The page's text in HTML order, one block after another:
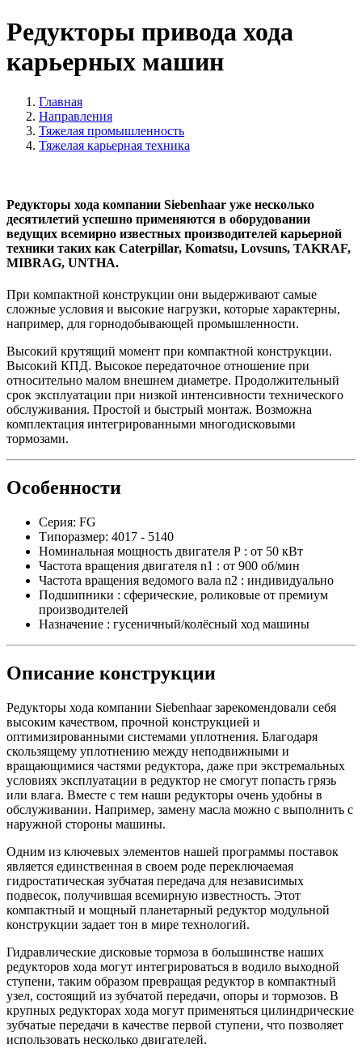
Редукторы привода хода
карьерных машин
Главная
Направления
Тяжелая промышленность
Тяжелая карьерная техника
Редукторы хода компании Siebenhaar уже несколько
десятилетий успешно применяются в оборудовании
ведущих всемирно известных производителей карьерной
техники таких как Caterpillar, Komatsu, Lovsuns, TAKRAF,
MIBRAG, UNTHA.
При компактной конструкции они выдерживают самые
сложные условия и высокие нагрузки, которые характерны,
например, для горнодобывающей промышленности.
Высокий крутящий момент при компактной конструкции.
Высокий КПД. Высокое передаточное отношение при
относительно малом внешнем диаметре. Продолжительный
срок эксплуатации при низкой интенсивности технического
обслуживания. Простой и быстрый монтаж. Возможна
комплектация интегрированными многодисковыми
тормозами.
Особенности
Серия: FG
Типоразмер: 4017 - 5140
Номинальная мощность двигателя Р : от 50 кВт
Частота вращения двигателя n1 : от 900 об/мин
Частота вращения ведомого вала n2 : индивидуально
Подшипники : сферические, роликовые от премиум
производителей
Назначение : гусеничный/колёсный ход машины
Описание конструкции
Редукторы хода компании Siebenhaar зарекомендовали себя
высоким качеством, прочной конструкцией и
оптимизированными системами уплотнения. Благодаря
скользящему уплотнению между неподвижными и
вращающимися частями редуктора, даже при экстремальных
условиях эксплуатации в редуктор не смогут попасть грязь
или влага. Вместе с тем наши редукторы очень удобны в
обслуживании. Например, замену масла можно с выполнить с
наружной стороны машины.
Одним из ключевых элементов нашей программы поставок
является единственная в своем роде переключаемая
гидростатическая зубчатая передача для независимых
подвесок, получившая всемирную известность. Этот
компактный и мощный планетарный редуктор модульной
конструкции задает тон в мире технологий.
Гидравлические дисковые тормоза в большинстве наших
редукторов хода могут интегрироваться в водило выходной
ступени, таким образом превращая редуктор в компактный
узел, состоящий из зубчатой передачи, опоры и тормозов. В
крупных редукторах хода могут применяться цилиндрические
зубчатые передачи в качестве первой ступени, что позволяет
использовать несколько двигателей.